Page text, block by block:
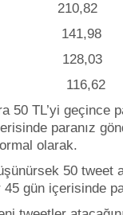
210,82
141,98
50 TL’yi geçince
paranız
olarak.
50 tweet
gün içerisinde